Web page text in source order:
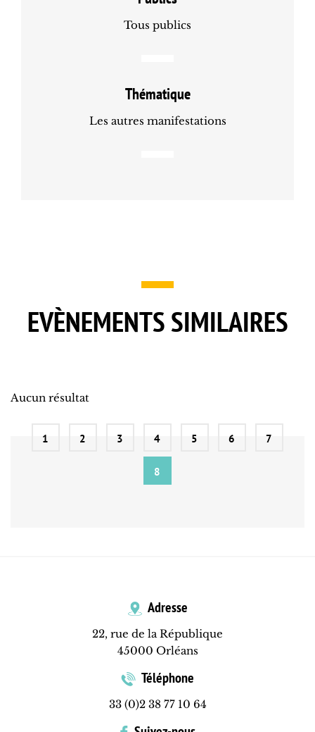
Tous publics
Thématique
Les autres manifestations
EVÈNEMENTS SIMILAIRES
Aucun résultat
1 2 3 4 5 6 7
8
Adresse
22, rue de la République
45000 Orléans
Téléphone
33 (0)2 38 77 10 64